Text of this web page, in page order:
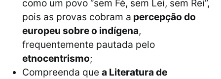
como um povo “sem Fé, sem Lei, sem Rei”,
pois as provas cobram a percepção do
europeu sobre o indígena,
frequentemente pautada pelo
etnocentrismo;
Compreenda que a Literatura de